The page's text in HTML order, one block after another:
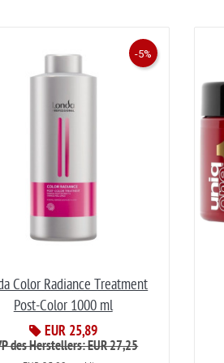
Color Radiance Treatment
Post-Color 1000 ml
EUR 25,89
-5%
des Herstellers: EUR 27,25